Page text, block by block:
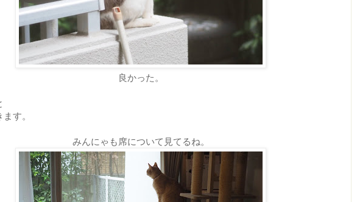
良かった。
す。
みんにゃも席について見てるね。